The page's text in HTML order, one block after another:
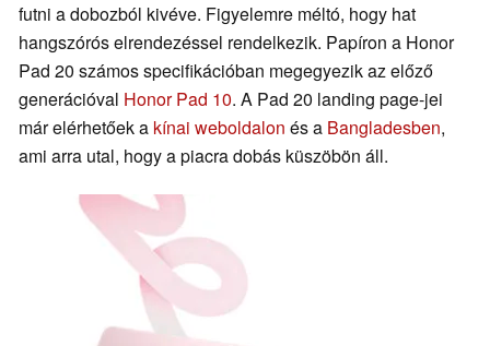
futni a dobozból kivéve. Figyelemre méltó, hogy hat
hangszórós elrendezéssel rendelkezik. Papíron a Honor
Pad 20 számos specifikációban megegyezik az előző
generációval Honor Pad 10. A Pad 20 landing page-jei
már elérhetőek a kínai weboldalon és a Bangladesben,
ami arra utal, hogy a piacra dobás küszöbön áll.